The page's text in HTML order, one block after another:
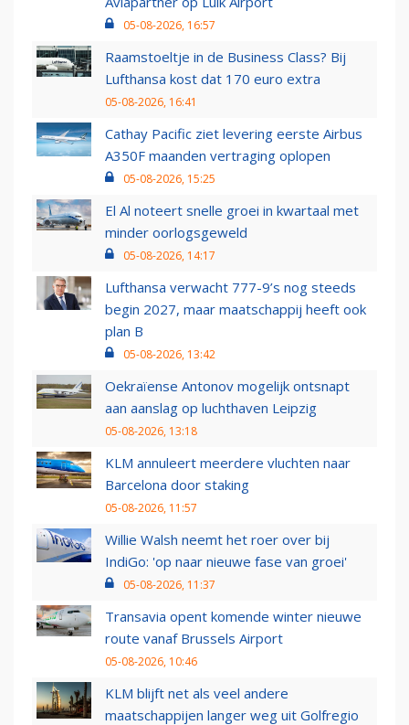
05-08-2026, 16:57
Raamstoeltje in de Business Class? Bij
Lufthansa kost dat 170 euro extra
05-08-2026, 16:41
Cathay Pacific ziet levering eerste Airbus
A350F maanden vertraging oplopen
05-08-2026, 15:25
El Al noteert snelle groei in kwartaal met
minder oorlogsgeweld
05-08-2026, 14:17
Lufthansa verwacht 777-9’s nog steeds
begin 2027, maar maatschappij heeft ook
plan B
05-08-2026, 13:42
Oekraïense Antonov mogelijk ontsnapt
aan aanslag op luchthaven Leipzig
05-08-2026, 13:18
KLM annuleert meerdere vluchten naar
Barcelona door staking
05-08-2026, 11:57
Willie Walsh neemt het roer over bij
IndiGo: 'op naar nieuwe fase van groei'
05-08-2026, 11:37
Transavia opent komende winter nieuwe
route vanaf Brussels Airport
05-08-2026, 10:46
KLM blijft net als veel andere
maatschappijen langer weg uit Golfregio